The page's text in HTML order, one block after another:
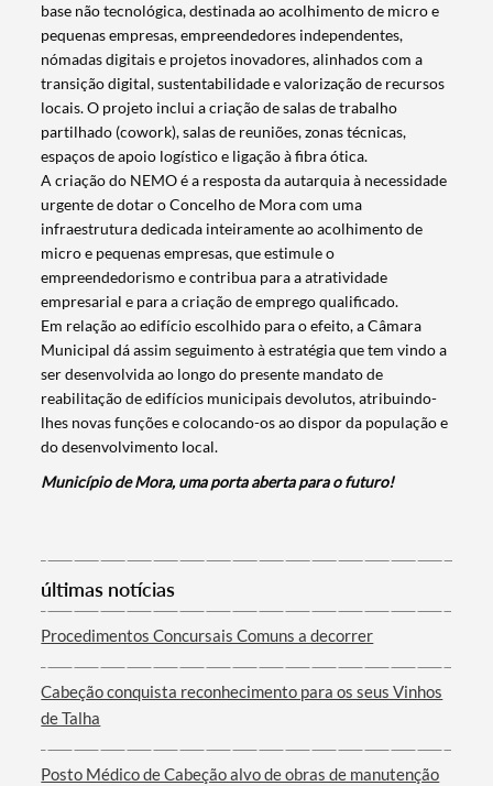
Termo de Pesquisa
Filtros
base não tecnológica, destinada ao acolhimento de micro e
pequenas empresas, empreendedores independentes,
nómadas digitais e projetos inovadores, alinhados com a
transição digital, sustentabilidade e valorização de recursos
locais. O projeto inclui a criação de salas de trabalho
partilhado (cowork), salas de reuniões, zonas técnicas,
espaços de apoio logístico e ligação à fibra ótica.
A criação do NEMO é a resposta da autarquia à necessidade
urgente de dotar o Concelho de Mora com uma
infraestrutura dedicada inteiramente ao acolhimento de
micro e pequenas empresas, que estimule o
empreendedorismo e contribua para a atratividade
empresarial e para a criação de emprego qualificado.
Em relação ao edifício escolhido para o efeito, a Câmara
Municipal dá assim seguimento à estratégia que tem vindo a
ser desenvolvida ao longo do presente mandato de
reabilitação de edifícios municipais devolutos, atribuindo-
lhes novas funções e colocando-os ao dispor da população e
do desenvolvimento local.
Município de Mora, uma porta aberta para o futuro!
últimas notícias
Procedimentos Concursais Comuns a decorrer
Cabeção conquista reconhecimento para os seus Vinhos
de Talha
Posto Médico de Cabeção alvo de obras de manutenção